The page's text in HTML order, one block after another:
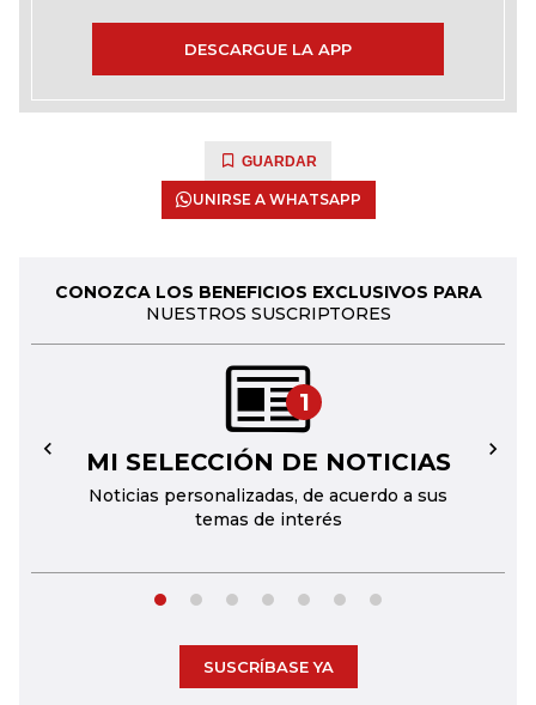
DESCARGUE LA APP
GUARDAR
UNIRSE A WHATSAPP
CONOZCA LOS BENEFICIOS EXCLUSIVOS PARA
NUESTROS SUSCRIPTORES
1
MI SELECCIÓN DE NOTICIAS
Noticias personalizadas, de acuerdo a sus
temas de interés
← →
SUSCRÍBASE YA